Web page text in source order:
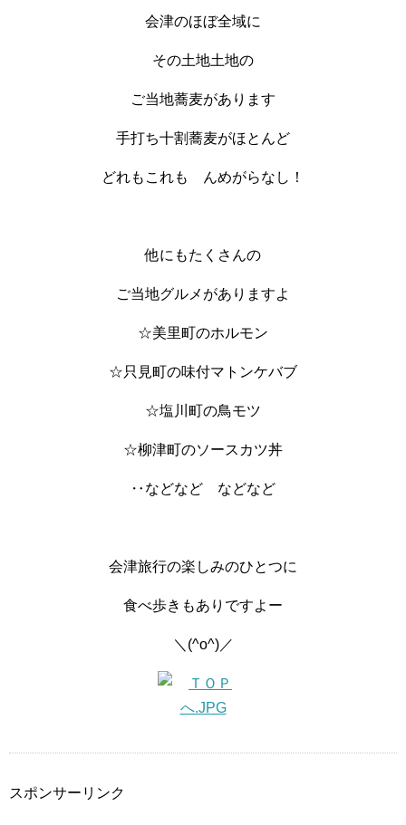
会津のほぼ全域に
その土地土地の
ご当地蕎麦があります
手打ち十割蕎麦がほとんど
どれもこれも んめがらなし！
他にもたくさんの
ご当地グルメがありますよ
☆美里町のホルモン
☆只見町の味付マトンケバブ
☆塩川町の鳥モツ
☆柳津町のソースカツ丼
‥などなど などなど
会津旅行の楽しみのひとつに
食べ歩きもありですよー
＼(^o^)／
スポンサーリンク